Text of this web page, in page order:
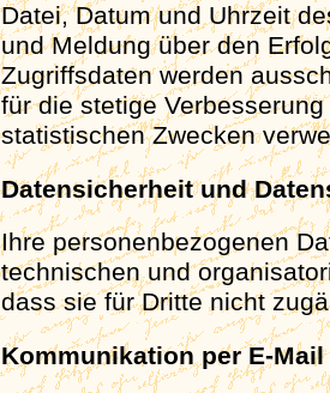
Datei, Datum und Uhrzeit
und Meldung über den
Zugriffsdaten werden
für die stetige
statistischen Zwecken
Datensicherheit und
Ihre personenbezogenen
technischen und
dass sie für Dritte nicht
Kommunikation per E-Mail